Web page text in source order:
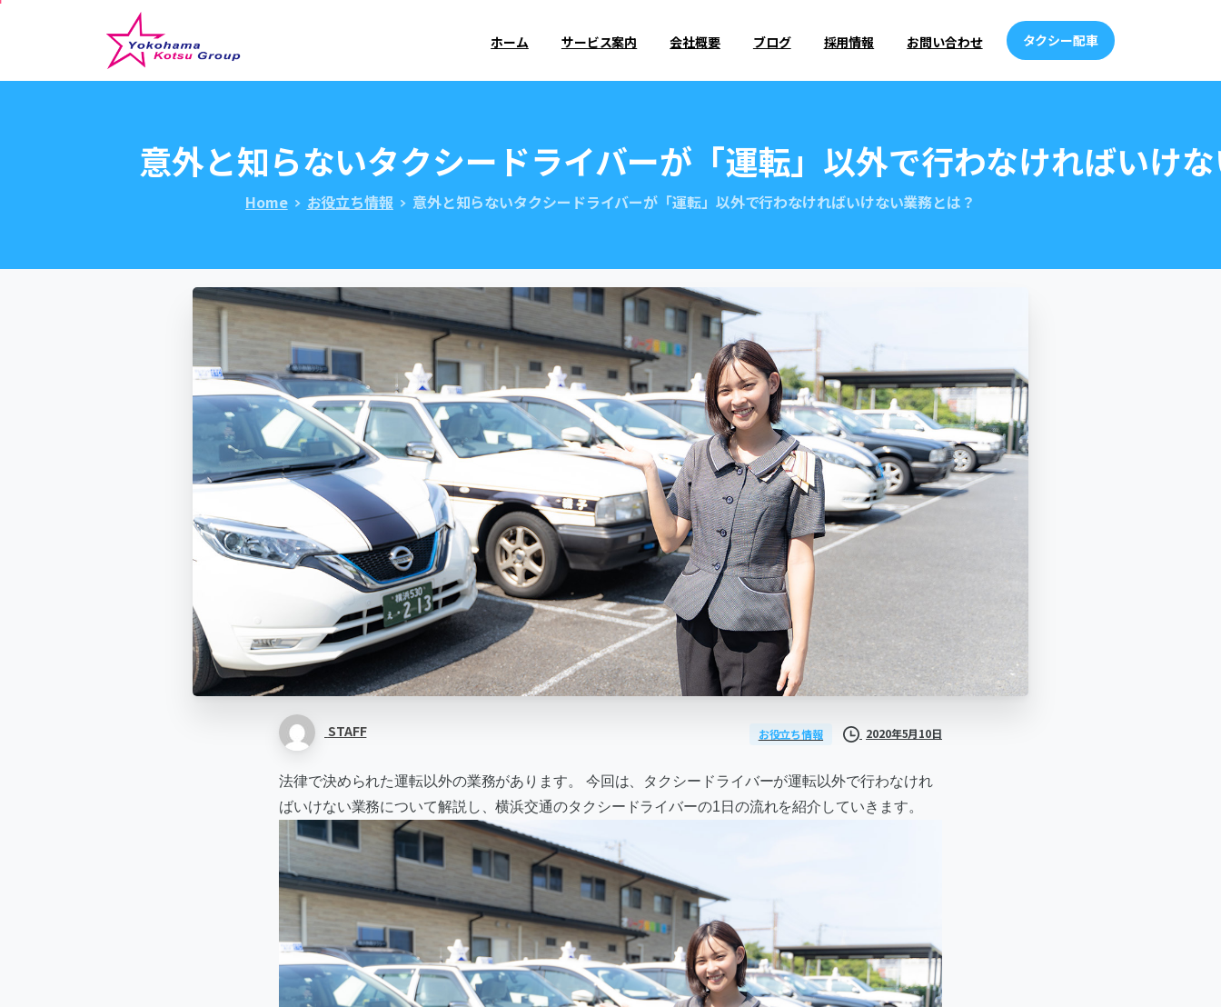
ホーム サービス案内 会社概要 ブログ 採用情報 お問い合わせ タクシー配車
意外と知らないタクシードライバーが「運転」以外で行わなければいけ
Home お役立ち情報 意外と知らないタクシードライバーが「運転」以外で行わなければいけない業務とは？
STAFF お役立ち情報 2020年5月10日
法律で決められた運転以外の業務があります。 今回は、タクシードライバーが運転以外で行わなけれ
ばいけない業務について解説し、横浜交通のタクシードライバーの1日の流れを紹介していきます。